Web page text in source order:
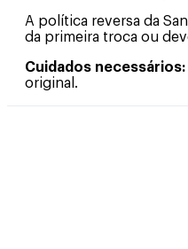
A política reversa da
da primeira troca ou
Cuidados necessários:
original.